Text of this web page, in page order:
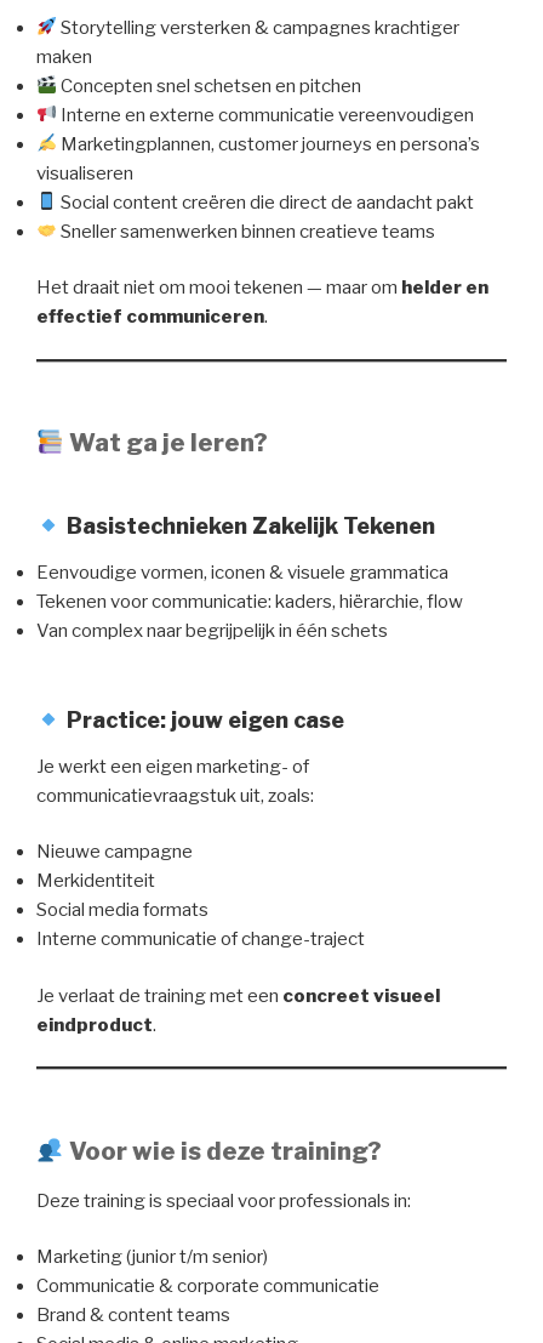
Storytelling versterken & campagnes krachtiger
maken
Concepten snel schetsen en pitchen
Interne en externe communicatie vereenvoudigen
Marketingplannen, customer journeys en persona’s
visualiseren
Social content creëren die direct de aandacht pakt
Sneller samenwerken binnen creatieve teams
Het draait niet om mooi tekenen — maar om helder en
effectief communiceren.
Wat ga je leren?
Basistechnieken Zakelijk Tekenen
Eenvoudige vormen, iconen & visuele grammatica
Tekenen voor communicatie: kaders, hiërarchie, flow
Van complex naar begrijpelijk in één schets
Practice: jouw eigen case
Je werkt een eigen marketing- of
communicatievraagstuk uit, zoals:
Nieuwe campagne
Merkidentiteit
Social media formats
Interne communicatie of change-traject
Je verlaat de training met een concreet visueel
eindproduct.
Voor wie is deze training?
Deze training is speciaal voor professionals in:
Marketing (junior t/m senior)
Communicatie & corporate communicatie
Brand & content teams